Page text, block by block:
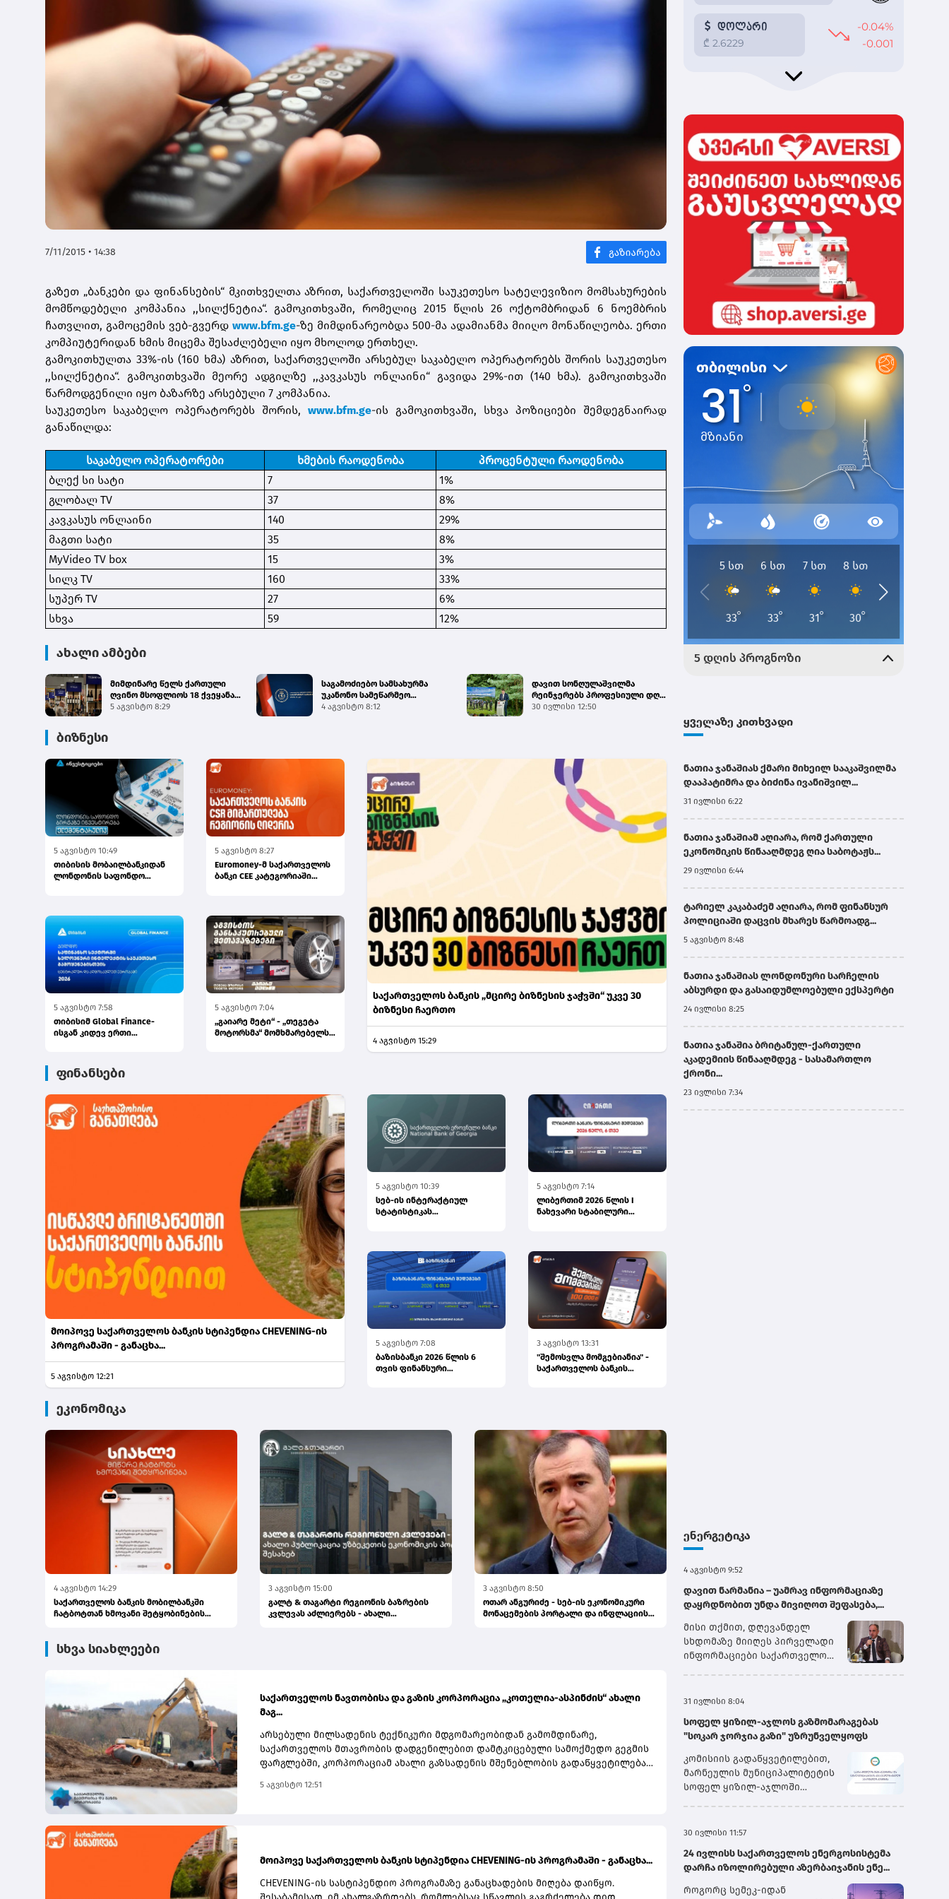
7/11/2015 • 14:38
გაზეთ „ბანკები და ფინანსების“ მკითხველთა აზრით, საქართველოში საუკეთესო სატელევიზიო მომსახურების
მომწოდებელი კომპანია ,,სილქნეტია“. გამოკითხვაში, რომელიც 2015 წლის 26 ოქტომბრიდან 6 ნოემბრის
ჩათვლით, გამოცემის ვებ-გვერდ www.bfm.ge-ზე მიმდინარეობდა 500-მა ადამიანმა მიიღო მონაწილეობა. ერთი
კომპიუტერიდან ხმის მიცემა შესაძლებელი იყო მხოლოდ ერთხელ.
გამოკითხულთა 33%-ის (160 ხმა) აზრით, საქართველოში არსებულ საკაბელო ოპერატორებს შორის საუკეთესო
,,სილქნეტია“. გამოკითხვაში მეორე ადგილზე ,,კავკასუს ონლაინი“ გავიდა 29%-ით (140 ხმა). გამოკითხვაში
წარმოდგენილი იყო ბაზარზე არსებული 7 კომპანია.
საუკეთესო საკაბელო ოპერატორებს შორის, www.bfm.ge-ის გამოკითხვაში, სხვა პოზიციები შემდეგნაირად
განაწილდა:
საკაბელო ოპერატორები ხმების რაოდენობა
პროცენტული რაოდენობა
ბლექ სი სატი
7
1%
გლობალ TV
37
8%
კავკასუს ონლაინი
140
29%
მაგთი სატი
35
8%
MyVideo TV box
15
3%
სილკ TV
160
33%
სუპერ TV
27
6%
სხვა
59 12%
ახალი ამბები
მიმდინარე წელს ქართული
ღვინო მსოფლიოს 18 ქვეყანაში
გამართულ 140-მდე ღო...
5 აგვისტო 8:29
საგამოძიებო სამსახურმა
უკანონო სამეწარმეო
საქმიანობისა და უკანონო
4 აგვისტო 8:12
დავით სონღულაშვილმა
რეინჯერებს პროფესიული დღე
მიულოცა
30 ივლისი 12:50
ბიზნესი
5 აგვისტო 10:49
თიბისის მობაილბანკიდან
ლონდონის საფონდო
5 აგვისტო 8:27
Euromoney-მ საქართველოს
ბანკი CEE კატეგორიაში
5 აგვისტო 7:58
თიბისიმ Global Finance-
ისგან კიდევ ერთი
5 აგვისტო 7:04
„გაიარე მეტი“ - „თეგეტა
მოტორსმა“ მომხმარებელს
საქართველოს ბანკის „მცირე ბიზნესის ჯაჭვში“ უკვე 30
ბიზნესი ჩაერთო
4 აგვისტო 15:29
ფინანსები
მოიპოვე საქართველოს ბანკის სტიპენდია CHEVENING-ის
პროგრამაში - განაცხა...
5 აგვისტო 12:21
5 აგვისტო 10:39
სებ-ის ინტერაქტიულ
სტატისტიკას
5 აგვისტო 7:14
ლიბერთიმ 2026 წლის I
ნახევარი სტაბილური
5 აგვისტო 7:08
ბაზისბანკი 2026 წლის 6
თვის ფინანსური
3 აგვისტო 13:31
"შემოსვლა მომგებიანია" -
საქართველოს ბანკის
ეკონომიკა
4 აგვისტო 14:29
საქართველოს ბანკის მობილბანკში
ჩატბოტთან ხმოვანი შეტყობინების
3 აგვისტო 15:00
გალტ & თაგარტი რეგიონის ბაზრების
კვლევას აძლიერებს - ახალი
3 აგვისტო 8:50
ოთარ ანგურიძე - სებ-ის ეკონომიკური
მონაცემების პორტალი და ინფლაციის
სხვა სიახლეები
საქართველოს ნავთობისა და გაზის კორპორაცია „კოთელია-ასპინძის“ ახალი
მაგ...
არსებული მილსადენის ტექნიკური მდგომარეობიდან გამომდინარე,
საქართველოს მთავრობის დადგენილებით დამტკიცებული სამოქმედო გეგმის
ფარგლებში, კორპორაციამ ახალი გაზსადენის მშენებლობის გადაწყვეტილება
მომზადებულია გარემოსდაცვითი პროცედურებით გათვალისწინებული
მაგისტრალური გაზსადენებისა და მათი განშტოებების დაპროექტებასა და
მშენებლობას მოიცავს, მნიშვნელოვნად შეუწყობს ხელს სისტემის
გამტარუნარიანობის გაზრდას, მის სტაბილურ ფუნქციონირებას, მოსახლეობისა
5 აგვისტო 12:51
მოიპოვე საქართველოს ბანკის სტიპენდია CHEVENING-ის პროგრამაში - განაცხა...
CHEVENING-ის სასტიპენდიო პროგრამაზე განაცხადების მიღება დაიწყო.
ყველაზე კითხვადი
ნათია ჯანაშიას ქმარი მიხეილ სააკაშვილმა
დააპატიმრა და ბიძინა ივანიშვილ...
31 ივლისი 6:22
ნათია ჯანაშიამ აღიარა, რომ ქართული
ეკონომიკის წინააღმდეგ ღია საბოტაჟს...
29 ივლისი 6:44
ტარიელ კაკაბაძემ აღიარა, რომ ფინანსურ
პოლიციაში დაცვის მხარეს წარმოადგ...
5 აგვისტო 8:48
ნათია ჯანაშიას ლონდონური სარჩელის
აბსურდი და გასაიდუმლოებული ექსპერტი
24 ივლისი 8:25
ნათია ჯანაშია ბრიტანულ-ქართული
აკადემიის წინააღმდეგ - სასამართლო
ქრონი...
23 ივლისი 7:34
ენერგეტიკა
4 აგვისტო 9:52
დავით ნარმანია – უამრავ ინფორმაციაზე
დაყრდნობით უნდა მივიღოთ შეფასება,...
მისი თქმით, დღევანდელ
სხდომაზე მიიღეს პირველადი
ინფორმაციები საქართველოს
პირებიდან, თუმცა გარკვეული
დამუშავების რეჟიმშია.
„ყველაფრის თავმოყრის
შემდეგ ჩვენ შეგვეძლება,
გავაკეთოთ საბოლოო
დასკვნები. წინასწარი
ავარიის გამომწვევი მიზეზი
ძაბვის გადამცემ ხაზზე
არსებული ავარია, რომელიც
მერე უკვე გადაეცა მთელ
არსებულმა გამორთვის –
31 ივლისი 8:04
სოფელ ყიზილ-აჯლოს გაზმომარაგებას
"სოკარ ჯორჯია გაზი" უზრუნველყოფს
კომისიის გადაწყვეტილებით,
მარნეულის მუნიციპალიტეტის
სოფელ ყიზილ-აჯლოში
უსაფრთხო მომარაგების
პირველი აგვისტოდან შპს
„სოკარ ჯორჯია გაზი“
უზრუნველყოფს ბუნებრივი
30 ივლისი 11:57
24 ივლისს საქართველოს ენერგოსისტემა
დარჩა იზოლირებული აზერბაიჯანის ენე...
როგორც სემეკ-იდან